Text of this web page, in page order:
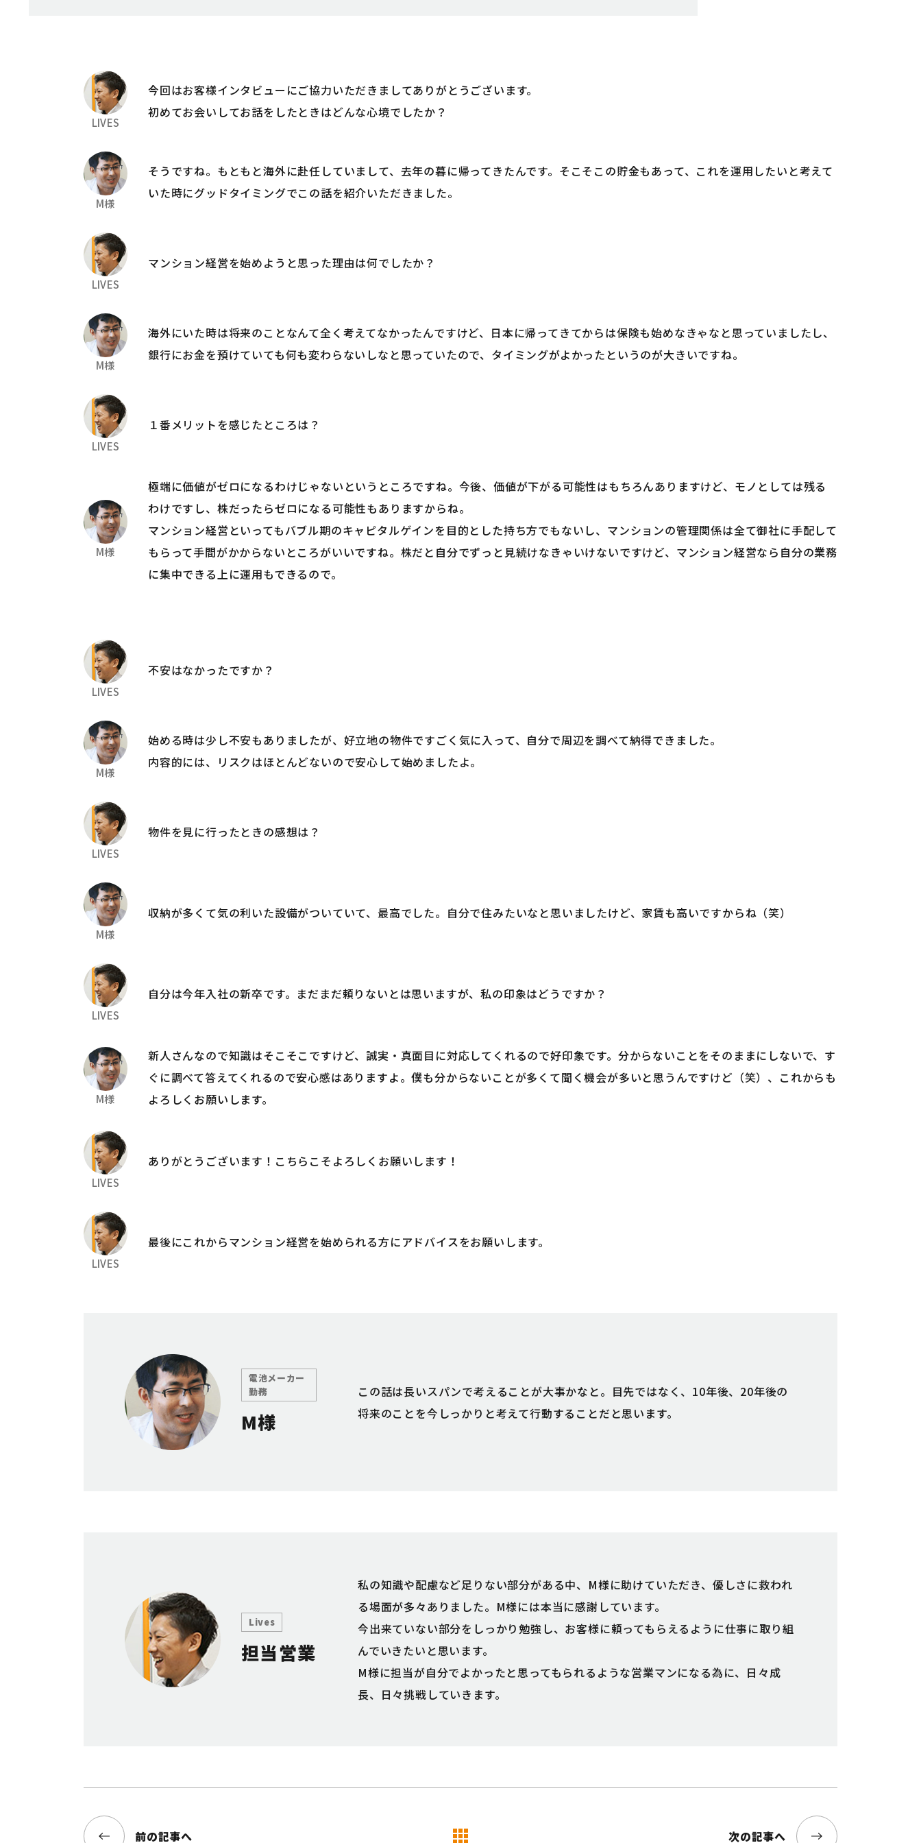
LIVES
今回はお客様インタビューにご協力いただきましてありがとうございます。
初めてお会いしてお話をしたときはどんな心境でしたか？
M様
そうですね。もともと海外に赴任していまして、去年の暮に帰ってきたんです。そこそこの貯金もあって、これを運用したいと考えて
いた時にグッドタイミングでこの話を紹介いただきました。
LIVES
マンション経営を始めようと思った理由は何でしたか？
M様
海外にいた時は将来のことなんて全く考えてなかったんですけど、日本に帰ってきてからは保険も始めなきゃなと思っていましたし、
銀行にお金を預けていても何も変わらないしなと思っていたので、タイミングがよかったというのが大きいですね。
LIVES
１番メリットを感じたところは？
M様
極端に価値がゼロになるわけじゃないというところですね。今後、価値が下がる可能性はもちろんありますけど、モノとしては残る
わけですし、株だったらゼロになる可能性もありますからね。
マンション経営といってもバブル期のキャピタルゲインを目的とした持ち方でもないし、マンションの管理関係は全て御社に手配して
もらって手間がかからないところがいいですね。株だと自分でずっと見続けなきゃいけないですけど、マンション経営なら自分の業務
に集中できる上に運用もできるので。
LIVES
不安はなかったですか？
M様
始める時は少し不安もありましたが、好立地の物件ですごく気に入って、自分で周辺を調べて納得できました。
内容的には、リスクはほとんどないので安心して始めましたよ。
LIVES
物件を見に行ったときの感想は？
M様
収納が多くて気の利いた設備がついていて、最高でした。自分で住みたいなと思いましたけど、家賃も高いですからね（笑）
LIVES
自分は今年入社の新卒です。まだまだ頼りないとは思いますが、私の印象はどうですか？
M様
新人さんなので知識はそこそこですけど、誠実・真面目に対応してくれるので好印象です。分からないことをそのままにしないで、す
ぐに調べて答えてくれるので安心感はありますよ。僕も分からないことが多くて聞く機会が多いと思うんですけど（笑）、これからも
よろしくお願いします。
LIVES
ありがとうございます！こちらこそよろしくお願いします！
LIVES
最後にこれからマンション経営を始められる方にアドバイスをお願いします。
電池メーカー
勤務
M様
この話は長いスパンで考えることが大事かなと。目先ではなく、10年後、20年後の
将来のことを今しっかりと考えて行動することだと思います。
Lives
担当営業
私の知識や配慮など足りない部分がある中、M様に助けていただき、優しさに救われ
る場面が多々ありました。M様には本当に感謝しています。
今出来ていない部分をしっかり勉強し、お客様に頼ってもらえるように仕事に取り組
んでいきたいと思います。
M様に担当が自分でよかったと思ってもられるような営業マンになる為に、日々成
長、日々挑戦していきます。
前の記事へ 次の記事へ